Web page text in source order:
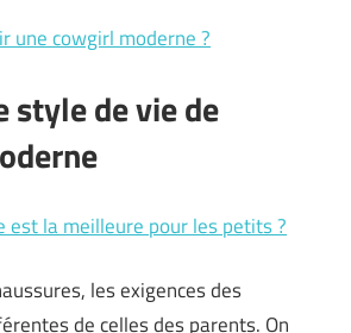
une cowgirl moderne ?
style de vie de
est la meilleure pour les petits ?
les exigences des
de celles des parents. On